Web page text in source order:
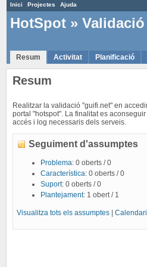
Inici Projectes Ajuda
HotSpot »
Resum Activitat Planificació
Resum
Realitzar la validació "guifi.net" en
portal "hotspot". La finalitat es
accés i log necessaris dels serveis.
Seguiment d'assumptes
Problema: 0 oberts / 0
Característica: 0 oberts / 0
Suport: 0 oberts / 0
Plantejament: 1 obert / 1
Visualitza tots els assumptes | Calendari